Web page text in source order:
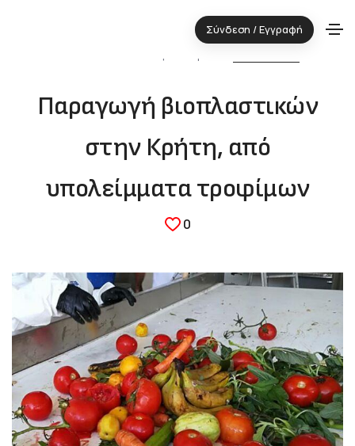
Σύνδεση / Εγγραφή
Παραγωγή βιοπλαστικών
στην Κρήτη, από
υπολείμματα τροφίμων
0